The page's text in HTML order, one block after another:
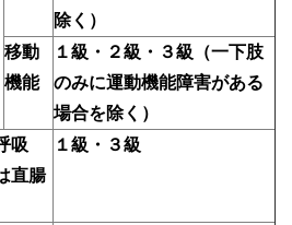
除く）
移動
機能
１級・２級・３級（一下肢
のみに運動機能障害がある
場合を除く）
吸
直腸
１級・３級